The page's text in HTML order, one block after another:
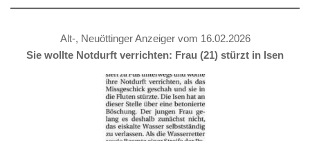
Alt-, Neuöttinger Anzeiger vom 16.02.2026
Sie wollte Notdurft verrichten: Frau (21) stürzt in Isen